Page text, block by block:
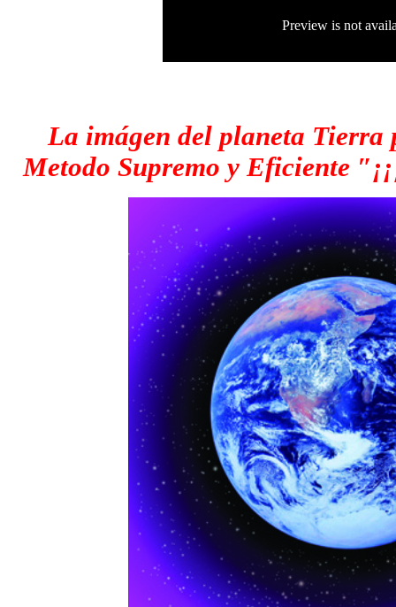
La imágen del planeta Tierra
Metodo Supremo y Eficiente ″¡¡